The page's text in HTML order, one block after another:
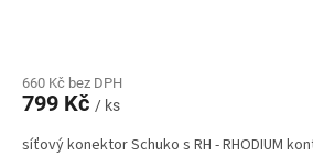
660 Kč bez DPH
799 Kč / ks
síťový konektor Schuko s RH - RHODIUM